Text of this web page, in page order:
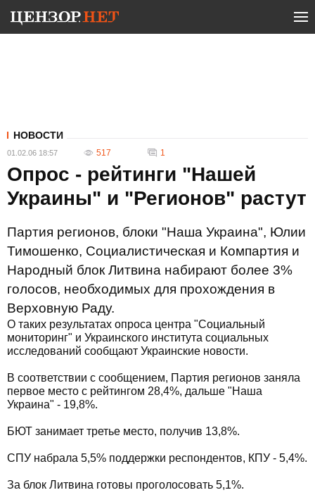
НОВОСТИ
01.02.06 18:57 517 1
Опрос - рейтинги "Нашей
Украины" и "Регионов" растут
Партия регионов, блоки "Наша Украина", Юлии
Тимошенко, Социалистическая и Компартия и
Народный блок Литвина набирают более 3%
голосов, необходимых для прохождения в
Верховную Раду.
О таких результатах опроса центра "Социальный
мониторинг" и Украинского института социальных
исследований сообщают Украинские новости.
В соответствии с сообщением, Партия регионов заняла
первое место с рейтингом 28,4%, дальше "Наша
Украина" - 19,8%.
БЮТ занимает третье место, получив 13,8%.
СПУ набрала 5,5% поддержки респондентов, КПУ - 5,4%.
За блок Литвина готовы проголосовать 5,1%.